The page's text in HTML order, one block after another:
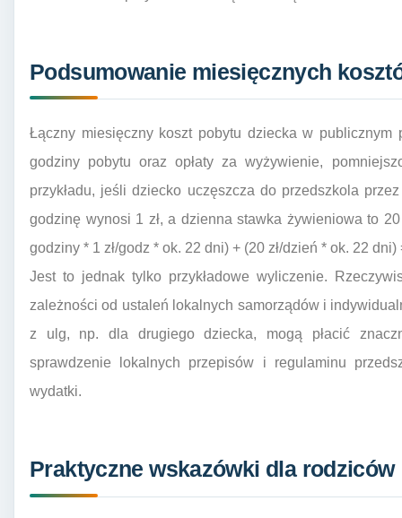
Podsumowanie miesięcznych
Łączny miesięczny koszt pobytu dziecka w publicznym
godziny pobytu oraz opłaty za wyżywienie,
przykładu, jeśli dziecko uczęszcza do przedszkola
godzinę wynosi 1 zł, a dzienna stawka żywieniowa to
godziny * 1 zł/godz * ok. 22 dni) + (20 zł/dzień * ok. 22 dni)
Jest to jednak tylko przykładowe wyliczenie.
zależności od ustaleń lokalnych samorządów i
z ulg, np. dla drugiego dziecka, mogą płacić
sprawdzenie lokalnych przepisów i regulaminu
wydatki.
Praktyczne wskazówki dla rodziców